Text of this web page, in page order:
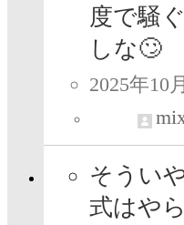
度で騒
しな🙄
2025年10
そうい
式はや